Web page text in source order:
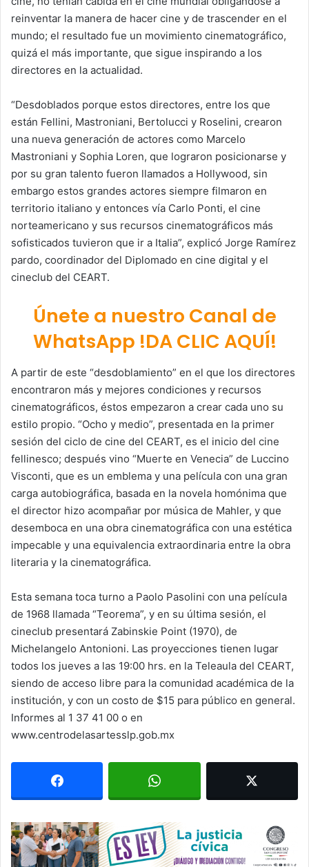
reinventar la manera de hacer cine y de trascender en el
mundo; el resultado fue un movimiento cinematográfico,
quizá el más importante, que sigue inspirando a los
directores en la actualidad.
“Desdoblados porque estos directores, entre los que
están Fellini, Mastroniani, Bertolucci y Roselini, crearon
una nueva generación de actores como Marcelo
Mastroniani y Sophia Loren, que lograron posicionarse y
por su gran talento fueron llamados a Hollywood, sin
embargo estos grandes actores siempre filmaron en
territorio italiano y entonces vía Carlo Ponti, el cine
norteamericano y sus recursos cinematográficos más
sofisticados tuvieron que ir a Italia”, explicó Jorge Ramírez
pardo, coordinador del Diplomado en cine digital y el
cineclub del CEART.
Únete a nuestro Canal de
WhatsApp !DA CLIC AQUÍ!
A partir de este “desdoblamiento” en el que los directores
encontraron más y mejores condiciones y recursos
cinematográficos, éstos empezaron a crear cada uno su
estilo propio. “Ocho y medio”, presentada en la primer
sesión del ciclo de cine del CEART, es el inicio del cine
fellinesco; después vino “Muerte en Venecia” de Luccino
Visconti, que es un emblema y una película con una gran
carga autobiográfica, basada en la novela homónima que
el director hizo acompañar por música de Mahler, y que
desemboca en una obra cinematográfica con una estética
impecable y una equivalencia extraordinaria entre la obra
literaria y la cinematográfica.
Esta semana toca turno a Paolo Pasolini con una película
de 1968 llamada “Teorema”, y en su última sesión, el
cineclub presentará Zabinskie Point (1970), de
Michelangelo Antonioni. Las proyecciones tienen lugar
todos los jueves a las 19:00 hrs. en la Teleaula del CEART,
siendo de acceso libre para la comunidad académica de la
institución, y con un costo de $15 para público en general.
Informes al 1 37 41 00 o en
www.centrodelasartesslp.gob.mx